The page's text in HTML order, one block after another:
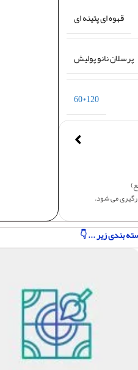
قهوه ای پتینه ای
پرسلان نانو پولیش
120*60
می شود.